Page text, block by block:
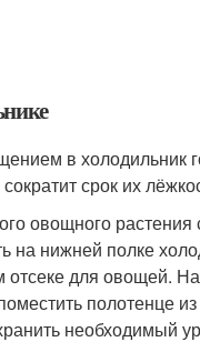
в холодильник
срок их
овощного растения
на нижней полке
отсеке для овощей.
полотенце
необходимый